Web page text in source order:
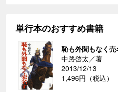
単行本のおすすめ書籍
恥も外聞もなく売
中路啓太／著
2013/12/13
1,496円（税込）